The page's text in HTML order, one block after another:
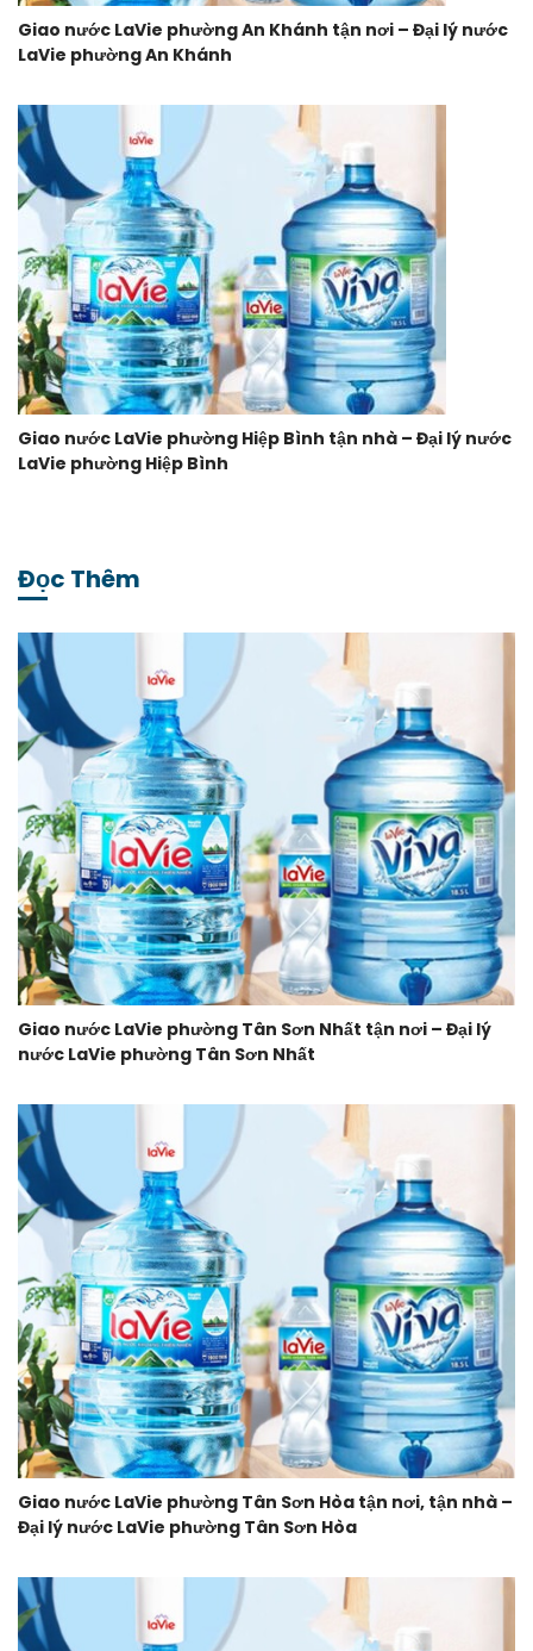
Giao nước LaVie phường An Khánh tận nơi – Đại lý nước
LaVie phường An Khánh
Giao nước LaVie phường Hiệp Bình tận nhà – Đại lý nước
LaVie phường Hiệp Bình
Đọc Thêm
Giao nước LaVie phường Tân Sơn Nhất tận nơi – Đại lý
nước LaVie phường Tân Sơn Nhất
Giao nước LaVie phường Tân Sơn Hòa tận nơi, tận nhà –
Đại lý nước LaVie phường Tân Sơn Hòa